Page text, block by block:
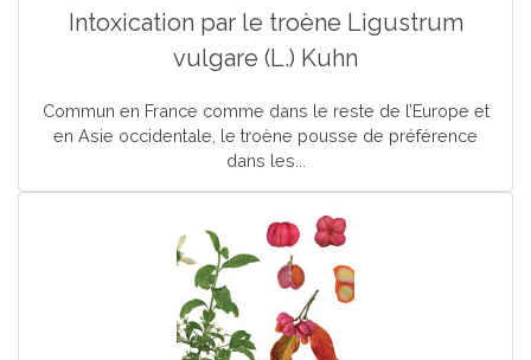
Intoxication par le troène Ligustrum
vulgare (L.) Kuhn
Commun en France comme dans le reste de l’Europe et
en Asie occidentale, le troène pousse de préférence
dans les...